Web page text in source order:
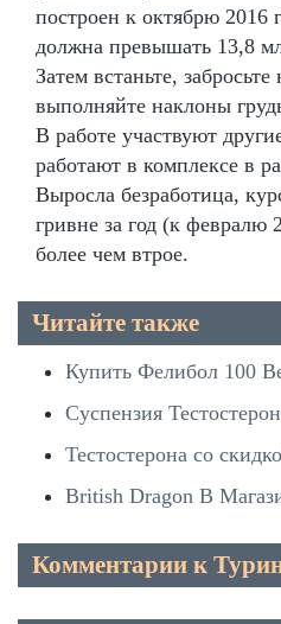
построен к октябрю 2016
должна превышать 13,8
Затем встаньте,
выполняйте наклоны
В работе участвуют
работают в комплексе в
Выросла безработица,
гривне за год (к февралю
более чем втрое.
Читайте также
Купить Фелибол 100
Суспензия
Тестостерона со
British Dragon В
Комментарии к